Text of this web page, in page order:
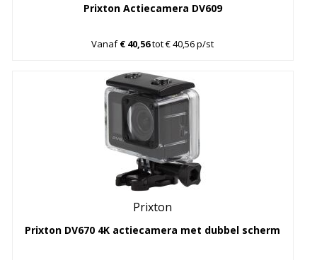
Prixton Actiecamera DV609
Vanaf€ 40,56tot € 40,56 p/st
Prixton
Prixton DV670 4K actiecamera met dubbel scherm